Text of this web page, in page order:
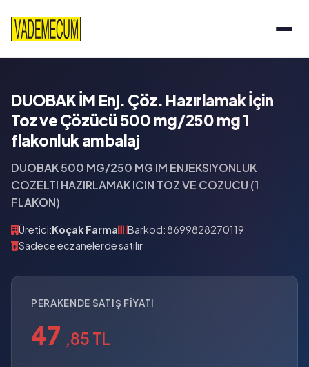
DUOBAK İM Enj. Çöz. Hazırlamak İçin
Toz ve Çözücü 500 mg/250 mg 1
flakonluk ambalaj
DUOBAK 500 MG/250 MG IM ENJEKSIYONLUK
COZELTI HAZIRLAMAK ICIN TOZ VE COZUCU (1
FLAKON)
Üretici:Koçak Farma
Barkod: 8699828270119
Sadece eczanelerde satılır
PERAKENDE SATIŞ FIYATI
47 ,85 TL